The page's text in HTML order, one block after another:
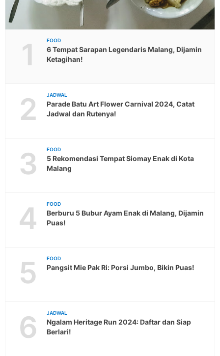
1 FOOD
6 Tempat Sarapan Legendaris Malang, Dijamin
Ketagihan!
2 JADWAL
Parade Batu Art Flower Carnival 2024, Catat
Jadwal dan Rutenya!
3 FOOD
5 Rekomendasi Tempat Siomay Enak di Kota
Malang
4 FOOD
Berburu 5 Bubur Ayam Enak di Malang, Dijamin
Puas!
5 FOOD
Pangsit Mie Pak Ri: Porsi Jumbo, Bikin Puas!
6 JADWAL
Ngalam Heritage Run 2024: Daftar dan Siap
Berlari!